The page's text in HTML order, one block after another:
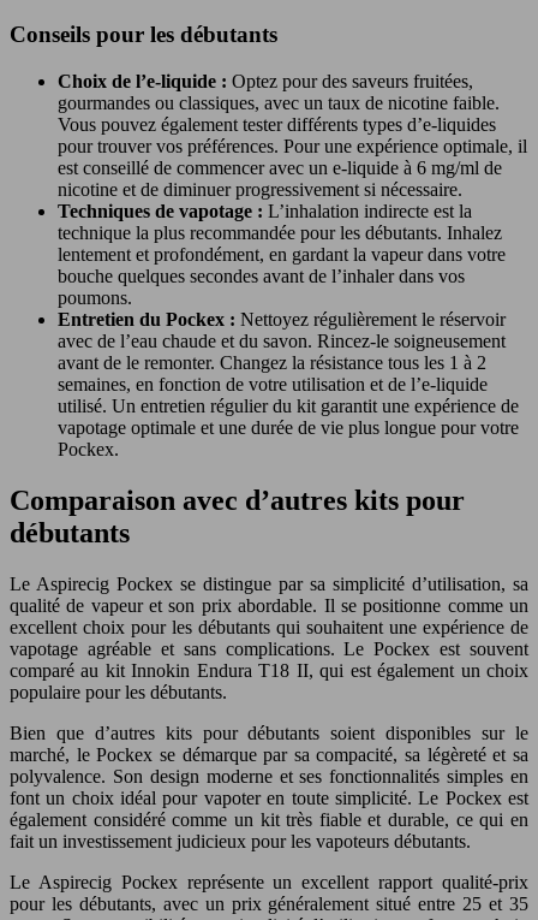
Conseils pour les débutants
Choix de l’e-liquide : Optez pour des saveurs fruitées,
gourmandes ou classiques, avec un taux de nicotine faible.
Vous pouvez également tester différents types d’e-liquides
pour trouver vos préférences. Pour une expérience optimale, il
est conseillé de commencer avec un e-liquide à 6 mg/ml de
nicotine et de diminuer progressivement si nécessaire.
Techniques de vapotage : L’inhalation indirecte est la
technique la plus recommandée pour les débutants. Inhalez
lentement et profondément, en gardant la vapeur dans votre
bouche quelques secondes avant de l’inhaler dans vos
poumons.
Entretien du Pockex : Nettoyez régulièrement le réservoir
avec de l’eau chaude et du savon. Rincez-le soigneusement
avant de le remonter. Changez la résistance tous les 1 à 2
semaines, en fonction de votre utilisation et de l’e-liquide
utilisé. Un entretien régulier du kit garantit une expérience de
vapotage optimale et une durée de vie plus longue pour votre
Pockex.
Comparaison avec d’autres kits pour
débutants
Le Aspirecig Pockex se distingue par sa simplicité d’utilisation, sa
qualité de vapeur et son prix abordable. Il se positionne comme un
excellent choix pour les débutants qui souhaitent une expérience de
vapotage agréable et sans complications. Le Pockex est souvent
comparé au kit Innokin Endura T18 II, qui est également un choix
populaire pour les débutants.
Bien que d’autres kits pour débutants soient disponibles sur le
marché, le Pockex se démarque par sa compacité, sa légèreté et sa
polyvalence. Son design moderne et ses fonctionnalités simples en
font un choix idéal pour vapoter en toute simplicité. Le Pockex est
également considéré comme un kit très fiable et durable, ce qui en
fait un investissement judicieux pour les vapoteurs débutants.
Le Aspirecig Pockex représente un excellent rapport qualité-prix
pour les débutants, avec un prix généralement situé entre 25 et 35